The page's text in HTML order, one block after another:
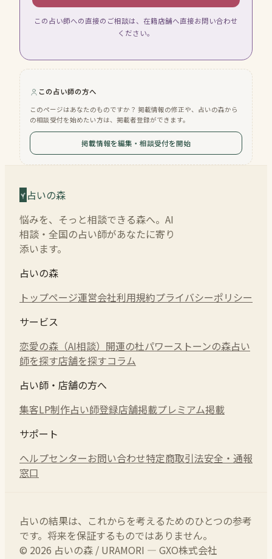
この占い師への直接のご相談は、在籍店舗へ直接お問い合わせ
ください。
この占い師の方へ
このページはあなたのものですか？ 掲載情報の修正や、占いの森から
の相談受付を始めたい方は、掲載者登録ができます。
掲載情報を編集・相談受付を開始
占いの森
悩みを、そっと相談できる森へ。AI
相談・全国の占い師があなたに寄り
添います。
占いの森
トップページ運営会社利用規約プライバシーポリシー
サービス
恋愛の森（AI相談） 開運の杜パワーストーンの森占い
師を探す店舗を探すコラム
占い師・店舗の方へ
集客LP制作占い師登録店舗掲載プレミアム掲載
サポート
ヘルプセンターお問い合わせ特定商取引法安全・通報
窓口
占いの結果は、これからを考えるためのひとつの参考
です。将来を保証するものではありません。
© 2026 占いの森 / URAMORI — GXO株式会社